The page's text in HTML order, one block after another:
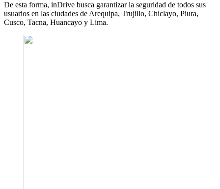
De esta forma, inDrive busca garantizar la seguridad de todos sus
usuarios en las ciudades de Arequipa, Trujillo, Chiclayo, Piura,
Cusco, Tacna, Huancayo y Lima.